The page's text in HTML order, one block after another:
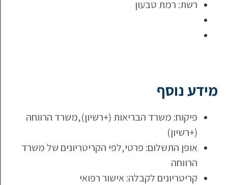
רשת: רמת טבעון
מידע נוסף
פיקוח: משרד הבריאות (+רשיון),משרד הרווחה
(+רשיון)
אופן התשלום: פרטי,לפי הקריטריונים של משרד
הרווחה
קריטריונים לקבלה: אישור רפואי